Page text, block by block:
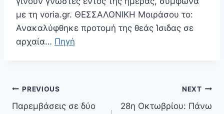
με τη voria.gr. ΘΕΣΣΑΛΟΝΙΚΗ Μοιράσου το:
Ανακαλύφθηκε προτομή της θεάς Ίσιδας σε
αρχαία… Πηγή
Πλοήγηση
άρθρων
PREVIOUS
Παρεμβάσεις σε δύο
NEXT
28η Οκτωβρίου: Πάνω